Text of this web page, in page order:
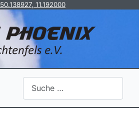
50.138927, 11.192000